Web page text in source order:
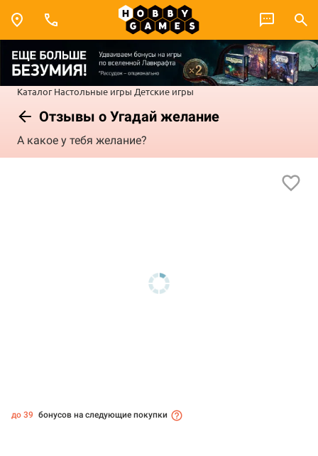
Каталог Настольные игры Детские игры
Отзывы о Угадай желание
А какое у тебя желание?
до 39 бонусов на следующие покупки